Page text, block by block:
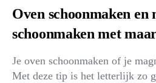
Oven schoonmaken en
schoonmaken met
Je oven schoonmaken of je
Met deze tip is het letterlijk zo